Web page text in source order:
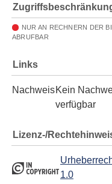
NUR AN RECHNERN DER
ABRUFBAR
Links
NachweisKein
verfügbar
Lizenz-/
1.0